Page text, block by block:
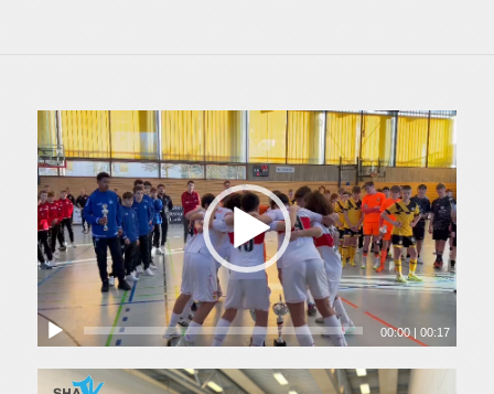
00:00 |00:17